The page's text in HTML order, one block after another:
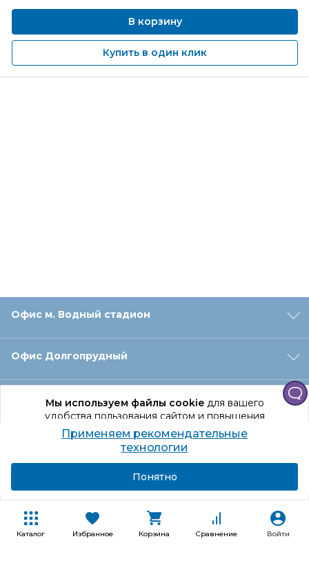
Каталог Избранное Корзина Сравнение Войти
Мы используем файлы cookieдля вашего
удобства пользования сайтом и повышения
качества рекомендаций.
Продолжая использование сайта, вы даете
согласие на обработку персональных данных
В корзину
Купить в один клик
Офис м. Водный стадион
Офис Долгопрудный
Офис Санкт‑Петербург
Оформление заказа
Покупателям
Применяем рекомендательные
технологии
Понятно